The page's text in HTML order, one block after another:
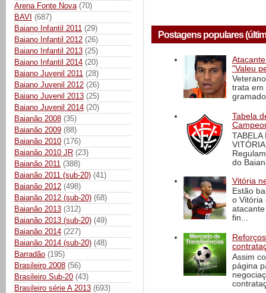
Arena Fonte Nova (70)
BAVI (687)
Baiano Infantil 2011 (29)
Baiano Infantil 2012 (26)
Baiano Infantil 2013 (25)
Baiano Infantil 2014 (20)
Baiano Juvenil 2011 (28)
Baiano Juvenil 2012 (26)
Baiano Juvenil 2013 (25)
Baiano Juvenil 2014 (20)
Baianão 2008 (35)
Baianão 2009 (88)
Baianão 2010 (176)
Baianão 2010 JR (23)
Baianão 2011 (388)
Baianão 2011 (sub-20) (41)
Baianão 2012 (498)
Baianão 2012 (sub-20) (68)
Baianão 2013 (312)
Baianão 2013 (sub-20) (49)
Baianão 2014 (227)
Baianão 2014 (sub-20) (48)
Barradão (195)
Brasileiro 2008 (56)
Brasileiro Sub-20 (43)
Brasileiro série A 2013 (693)
Postagens populares
"Valeu
trata em
Tabela
TABELA
do
Vitória
Estão
o Vitória
fin...
Assim
página